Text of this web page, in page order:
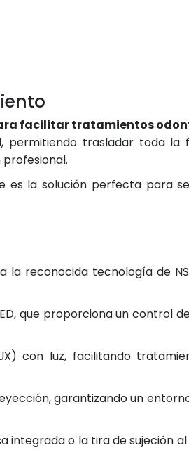
facilitar tratamientos
trasladar toda la
es la solución perfecta para
la reconocida tecnología de
que proporciona un control
con luz, facilitando
garantizando un
integrada o la tira de sujeción